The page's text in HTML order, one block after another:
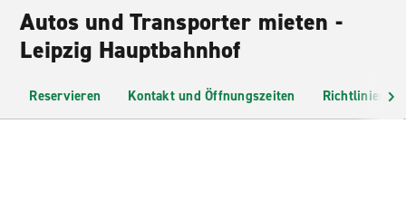
Autos und Transporter mieten -
Leipzig Hauptbahnhof
Reservieren Kontakt und Öffnungszeiten Richtlinien